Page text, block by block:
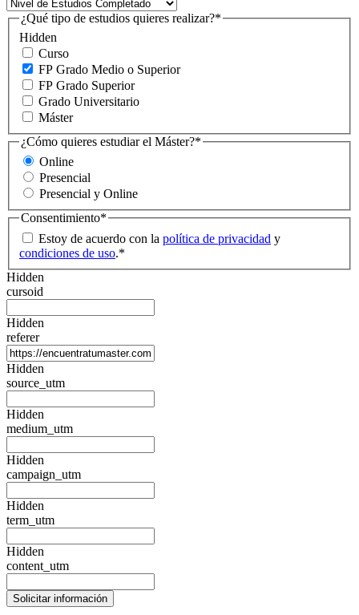
Hidden
¿Qué tipo de estudios quieres realizar?*
Curso
FP Grado Medio o Superior
FP Grado Superior
Grado Universitario
Máster
¿Cómo quieres estudiar el Máster?*
Online
Presencial
Presencial y Online
Consentimiento*
Estoy de acuerdo con la política de privacidad y
condiciones de uso.*
Hidden
cursoid
Hidden
referer
Hidden
source_utm
Hidden
medium_utm
Hidden
campaign_utm
Hidden
term_utm
Hidden
content_utm